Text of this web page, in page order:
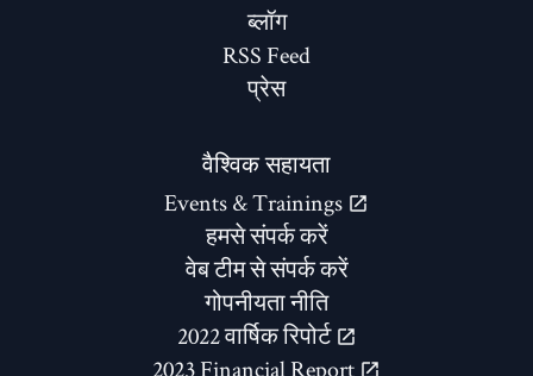
ब्लॉग
RSS Feed
प्रेस
वैश्विक सहायता
Events & Trainings
हमसे संपर्क करें
वेब टीम से संपर्क करें
गोपनीयता नीति
2022 वार्षिक रिपोर्ट
2023 Financial Report